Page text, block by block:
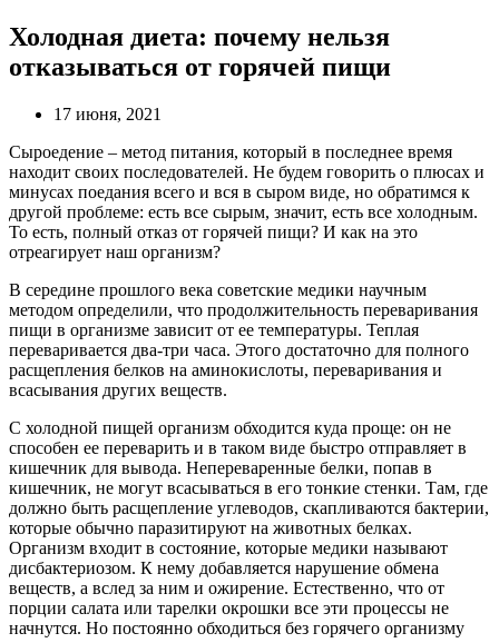
Холодная диета: почему нельзя
отказываться от горячей пищи
17 июня, 2021
Сыроедение – метод питания, который в последнее время
находит своих последователей. Не будем говорить о плюсах и
минусах поедания всего и вся в сыром виде, но обратимся к
другой проблеме: есть все сырым, значит, есть все холодным.
То есть, полный отказ от горячей пищи? И как на это
отреагирует наш организм?
В середине прошлого века советские медики научным
методом определили, что продолжительность переваривания
пищи в организме зависит от ее температуры. Теплая
переваривается два-три часа. Этого достаточно для полного
расщепления белков на аминокислоты, переваривания и
всасывания других веществ.
С холодной пищей организм обходится куда проще: он не
способен ее переварить и в таком виде быстро отправляет в
кишечник для вывода. Непереваренные белки, попав в
кишечник, не могут всасываться в его тонкие стенки. Там, где
должно быть расщепление углеводов, скапливаются бактерии,
которые обычно паразитируют на животных белках.
Организм входит в состояние, которые медики называют
дисбактериозом. К нему добавляется нарушение обмена
веществ, а вслед за ним и ожирение. Естественно, что от
порции салата или тарелки окрошки все эти процессы не
начнутся. Но постоянно обходиться без горячего организму